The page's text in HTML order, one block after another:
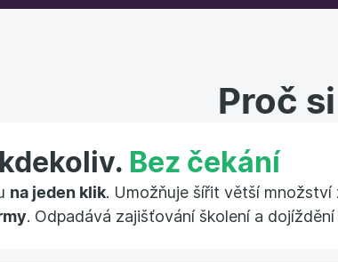
Proč
Bez čekání
na jeden klik. Umožňuje šířit větší
. Odpadává zajišťování školení a